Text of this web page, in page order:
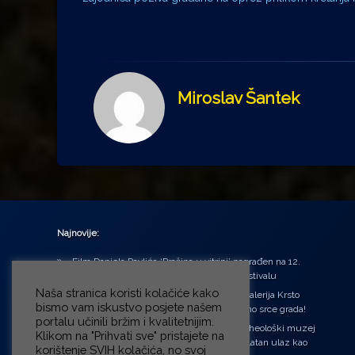
Miroslav Šantek
Najnovije:
Film Daniela Pavlića ‘Prašina u vitrini’ nagrađen na 12.
Green Montenegro International Film Festivalu
U središtu Petrinje otvorena obnovljena Galerija Krsto
Hegedušić: Kultura vraćena kući, u samo srce grada!
Od petka do nedjelje (31.7. – 2.8.2026.) Arheološki muzej
u Zagrebu otvara vrata građanima: Besplatan ulaz kao
Naša stranica koristi kolačiće kako
bismo vam iskustvo posjete našem
portalu učinili bržim i kvalitetnijim.
Klikom na "Prihvati sve" pristajete na
korištenje SVIH kolačića, no svoj